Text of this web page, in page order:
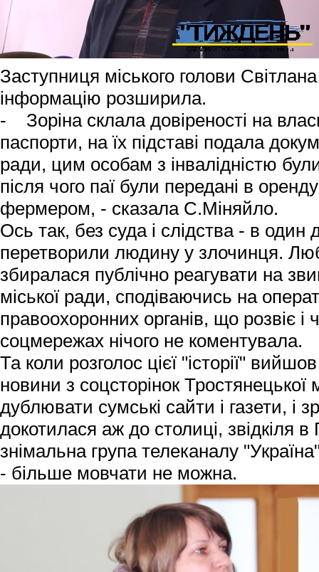
Заступниця міського голови
інформацію розширила.
- Зоріна склала довіреності на
паспорти, на їх підставі подала
ради, цим особам з інвалідністю
після чого паї були передані в
фермером, - сказала С.Міняйло.
Ось так, без суда і слідства - в один
перетворили людину у злочинця.
збиралася публічно реагувати на
міської ради, сподіваючись на
правоохоронних органів, що розвіє і
соцмережах нічого не коментувала.
Та коли розголос цієї "історії"
новини з соцсторінок Тростянецької
дублювати сумські сайти і газети, і
докотилася аж до столиці, звідкіля
знімальна група телеканалу
- більше мовчати не можна.